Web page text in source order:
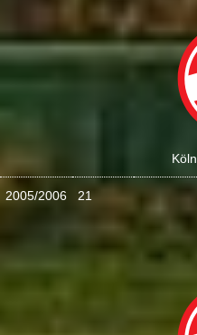
Köln
2005/2006 21